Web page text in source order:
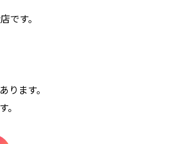
です。
ます。